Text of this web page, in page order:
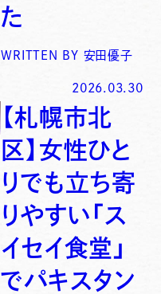
た
WRITTEN BY 安田優子
2026.03.30
【札幌市北
区】女性ひと
りでも立ち寄
りやすい「ス
イセイ食堂」
でパキスタン